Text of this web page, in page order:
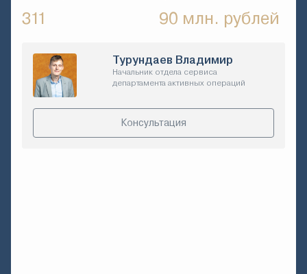
311 90 млн. рублей
Турундаев Владимир
Начальник отдела сервиса
департамента активных операций
Консультация